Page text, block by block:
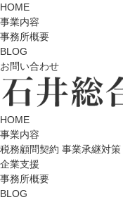
HOME
事業内容
事務所概要
BLOG
お問い合わせ
HOME
事業内容
税務顧問契約 事業承継対策
企業支援
事務所概要
BLOG